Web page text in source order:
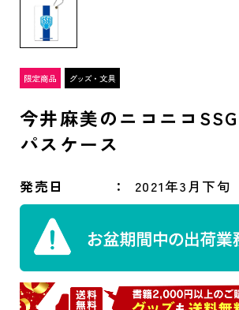
今井麻美のニコニコ
パスケース
発売日 2021年3月下旬